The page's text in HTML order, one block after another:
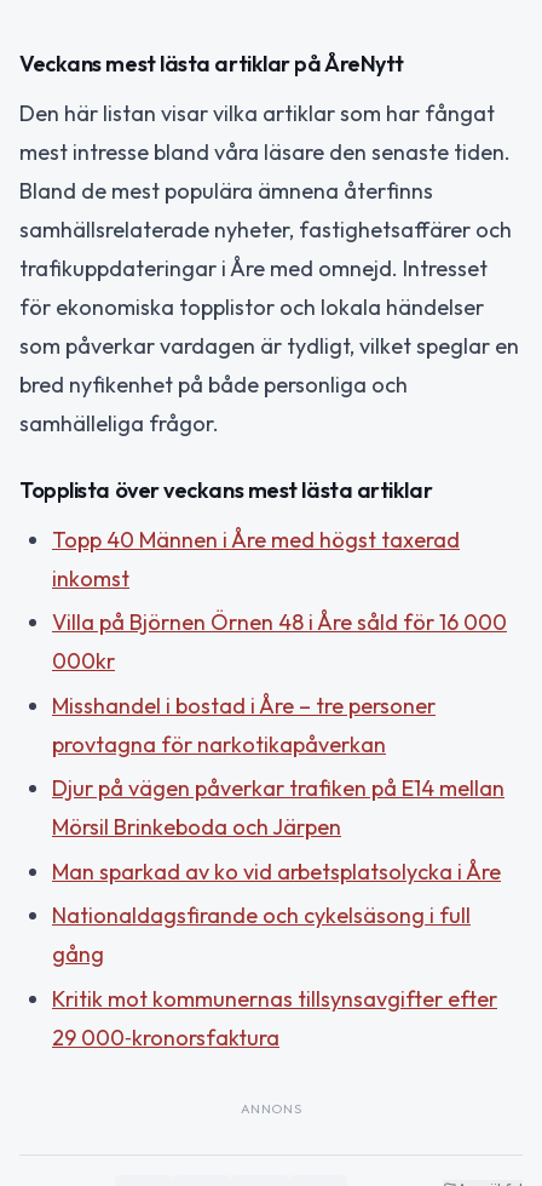
Veckans mest lästa artiklar på ÅreNytt
Den här listan visar vilka artiklar som har fångat
mest intresse bland våra läsare den senaste tiden.
Bland de mest populära ämnena återfinns
samhällsrelaterade nyheter, fastighetsaffärer och
trafikuppdateringar i Åre med omnejd. Intresset
för ekonomiska topplistor och lokala händelser
som påverkar vardagen är tydligt, vilket speglar en
bred nyfikenhet på både personliga och
samhälleliga frågor.
Topplista över veckans mest lästa artiklar
Topp 40 Männen i Åre med högst taxerad
inkomst
Villa på Björnen Örnen 48 i Åre såld för 16 000
000kr
Misshandel i bostad i Åre – tre personer
provtagna för narkotikapåverkan
Djur på vägen påverkar trafiken på E14 mellan
Mörsil Brinkeboda och Järpen
Man sparkad av ko vid arbetsplatsolycka i Åre
Nationaldagsfirande och cykelsäsong i full
gång
Kritik mot kommunernas tillsynsavgifter efter
29 000‑kronorsfaktura
ANNONS